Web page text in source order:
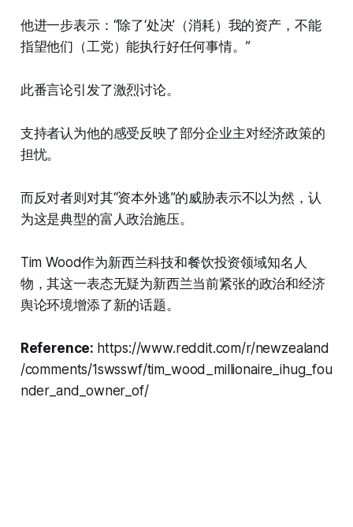
他进一步表示：“除了‘处决’（消耗）我的资产，不能
指望他们（工党）能执行好任何事情。”
此番言论引发了激烈讨论。
支持者认为他的感受反映了部分企业主对经济政策的
担忧。
而反对者则对其“资本外逃”的威胁表示不以为然，认
为这是典型的富人政治施压。
Tim Wood作为新西兰科技和餐饮投资领域知名人
物，其这一表态无疑为新西兰当前紧张的政治和经济
舆论环境增添了新的话题。
Reference: https://www.reddit.com/r/newzealand
/comments/1swsswf/tim_wood_millionaire_ihug_fou
nder_and_owner_of/